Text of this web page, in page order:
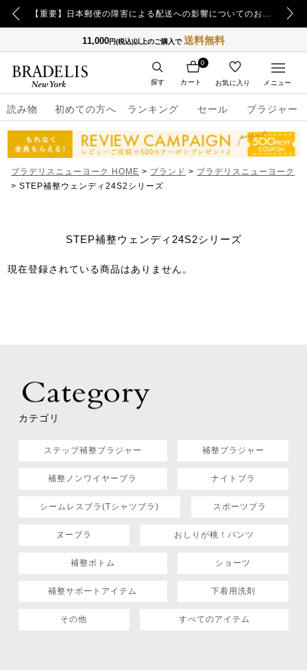
【重要】日本郵便の障害による配送への影響についてのお詫び
11,000円(税込)以上のご購入で送料無料
読み物 初めての方へ ランキング セール ブラジャー
カート
0
お気に入り
探す メニュー
ブラデリスニューヨーク HOME ブランド
ブラデリスニューヨーク
STEP補整ウェンディ24S2シリーズ
STEP補整ウェンディ24S2シリーズ
現在登録されている商品はありません。
カテゴリ
ステップ補整ブラジャー 補整ブラジャー
補整ノンワイヤーブラ ナイトブラ
シームレスブラ(Tシャツブラ) スポーツブラ
ヌーブラ おしりが桃！パンツ
補整ボトム ショーツ
補整サポートアイテム 下着用洗剤
その他 すべてのアイテム